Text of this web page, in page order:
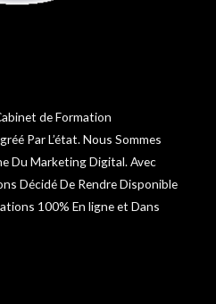
de Formation
Par L’état. Nous Sommes
Du Marketing Digital. Avec
Décidé De Rendre Disponible
100% En ligne et Dans